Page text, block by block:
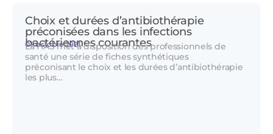
Choix et durées d’antibiothérapie
préconisées dans les infections
bactériennes courantes
07 octobre 2021
La HAS met à disposition des professionnels de
santé une série de fiches synthétiques
préconisant le choix et les durées d’antibiothérapie
les plus…